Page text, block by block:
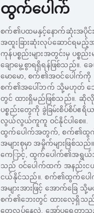
ထွက်ပေါက်
စက်၏ပထမနှင့်နောက်ဆုံးအပိုင်း
အထူးခြားဆုံးလုပ်ဆောင်ရမည့်
ကုန်ပစ္စည်းများအတွင်းမှ ပစ္စည်း
ချောမွေ့စွာရရှိရန်ဖြစ်သည်။. ခ
မောမော, စက်၏အဝင်ပေါက်ကို
စက်၏အပေါ်ဘက် သို့မဟုတ် ဘ
တွင် ထားရှိမည်ဖြစ်သည်။. ဆို
ပစ္စည်းတွေကို ခွဲခြမ်းစိပ်စိပ်ဧ
လွယ်လွယ်ကူကူ ဝင်နိုင်ပါစေ။.
ထွက်ပေါက်အတွက်, စက်၏ထွ
အများစုမှာ အမှိုက်များဖြစ်သည်
ကေြာင့်, ထွက်ပေါက်၏အရွယ်အ
သည် ဝင်ပေါက်ထက် အနည်းင
ငယ်နိုင်သည်။. စက်၏ထွက်ပေ
အများအားဖြင့် အောက်ခြေ
စက်၏ဘေးတွင် ထားလေ့ရှိသည်
တွေလုပ်နေလဲ, အော်ပရေတာ